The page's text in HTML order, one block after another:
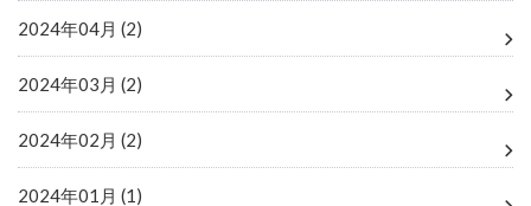
2024年04月 (2)
2024年03月 (2)
2024年02月 (2)
2024年01月 (1)